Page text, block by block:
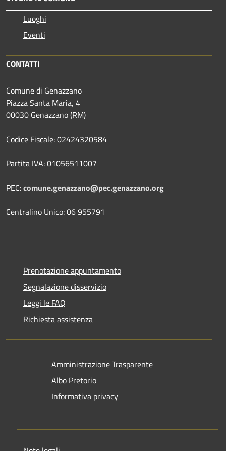
Luoghi
Eventi
CONTATTI
Comune di Genazzano
Piazza Santa Maria, 4
00030 Genazzano (RM)
Codice Fiscale: 02424320584
Partita IVA: 01056511007
PEC:comune.genazzano@pec.genazzano.org
Centralino Unico: 06 955791
Prenotazione appuntamento
Segnalazione disservizio
Leggi le FAQ
Richiesta assistenza
Amministrazione Trasparente
Albo Pretorio
Informativa privacy